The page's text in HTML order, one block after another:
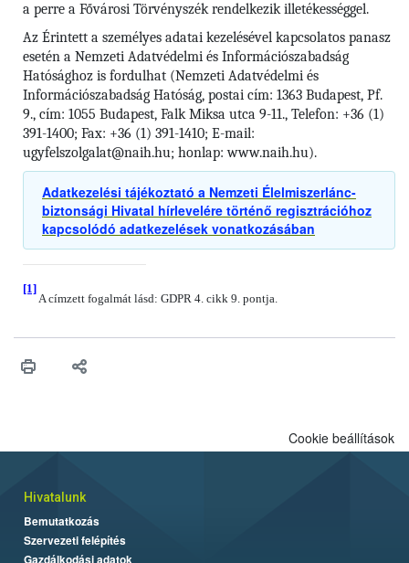
a perre a Fővárosi Törvényszék rendelkezik illetékességgel.
Az Érintett a személyes adatai kezelésével kapcsolatos panasz
esetén a Nemzeti Adatvédelmi és Információszabadság
Hatósághoz is fordulhat (Nemzeti Adatvédelmi és
Információszabadság Hatóság, postai cím: 1363 Budapest, Pf.
9., cím: 1055 Budapest, Falk Miksa utca 9-11., Telefon: +36 (1)
391-1400; Fax: +36 (1) 391-1410; E-mail:
ugyfelszolgalat@naih.hu; honlap: www.naih.hu).
Adatkezelési tájékoztató a Nemzeti Élelmiszerlánc-
biztonsági Hivatal hírlevelére történő regisztrációhoz
kapcsolódó adatkezelések vonatkozásában
[1]
A címzett fogalmát lásd: GDPR 4. cikk 9. pontja.
Cookie beállítások
Hivatalunk
Bemutatkozás
Szervezeti felépítés
Gazdálkodási adatok